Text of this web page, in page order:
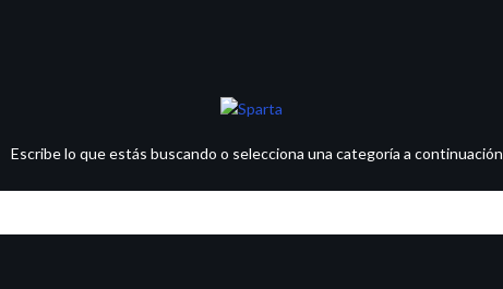
Escribe lo que estás buscando o selecciona una categoría a continuación